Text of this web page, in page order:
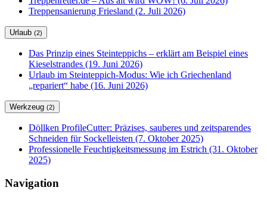
Treppensanierung Friesland (2. Juli 2026)
Urlaub (2)
Das Prinzip eines Steinteppichs – erklärt am Beispiel eines
Kieselstrandes (19. Juni 2026)
Urlaub im Steinteppich-Modus: Wie ich Griechenland
„repariert“ habe (16. Juni 2026)
Werkzeug (2)
Döllken ProfileCutter: Präzises, sauberes und zeitsparendes
Schneiden für Sockelleisten (7. Oktober 2025)
Professionelle Feuchtigkeitsmessung im Estrich (31. Oktober
2025)
Navigation